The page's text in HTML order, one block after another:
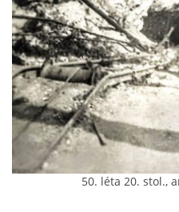
DŮL NA SLÍDU (NA KOLE)
tel. 773
50. léta 20. stol.,